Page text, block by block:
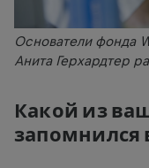
Основатели фонда
Анита Герхардтер
Какой из
запомнился